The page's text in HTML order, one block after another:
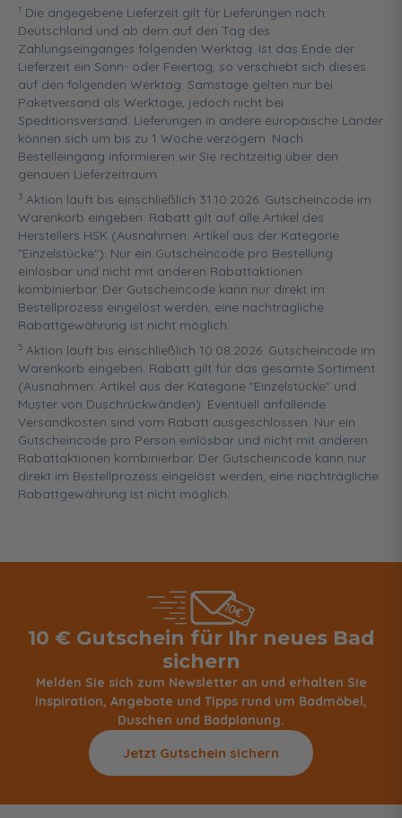
1 Die angegebene Lieferzeit gilt für Lieferungen nach
Deutschland und ab dem auf den Tag des
Zahlungseinganges folgenden Werktag. Ist das Ende der
Lieferzeit ein Sonn- oder Feiertag, so verschiebt sich dieses
auf den folgenden Werktag. Samstage gelten nur bei
Paketversand als Werktage, jedoch nicht bei
Speditionsversand. Lieferungen in andere europäische Länder
können sich um bis zu 1 Woche verzögern. Nach
Bestelleingang informieren wir Sie rechtzeitig über den
genauen Lieferzeitraum.
3 Aktion läuft bis einschließlich 31.10.2026. Gutscheincode im
Warenkorb eingeben. Rabatt gilt auf alle Artikel des
Herstellers HSK (Ausnahmen: Artikel aus der Kategorie
"Einzelstücke"). Nur ein Gutscheincode pro Bestellung
einlösbar und nicht mit anderen Rabattaktionen
kombinierbar. Der Gutscheincode kann nur direkt im
Bestellprozess eingelöst werden, eine nachträgliche
Rabattgewährung ist nicht möglich.
5 Aktion läuft bis einschließlich 10.08.2026. Gutscheincode im
Warenkorb eingeben. Rabatt gilt für das gesamte Sortiment
(Ausnahmen: Artikel aus der Kategorie "Einzelstücke" und
Muster von Duschrückwänden). Eventuell anfallende
Versandkosten sind vom Rabatt ausgeschlossen. Nur ein
Gutscheincode pro Person einlösbar und nicht mit anderen
Rabattaktionen kombinierbar. Der Gutscheincode kann nur
direkt im Bestellprozess eingelöst werden, eine nachträgliche
Rabattgewährung ist nicht möglich.
10 € Gutschein für Ihr neues Bad
sichern
Melden Sie sich zum Newsletter an und erhalten Sie
Inspiration, Angebote und Tipps rund um Badmöbel,
Duschen und Badplanung.
Jetzt Gutschein sichern